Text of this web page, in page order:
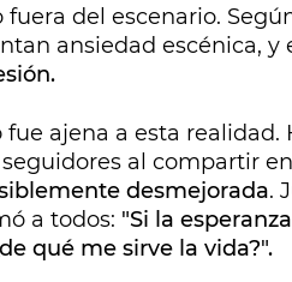
del escenario.
ansiedad escénica, y
ajena a esta realidad.
al compartir
desmejorada.
a todos: "Si la
qué me sirve la vida?".